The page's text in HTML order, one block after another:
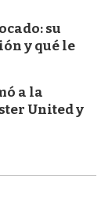
su
y qué le
a la
United y